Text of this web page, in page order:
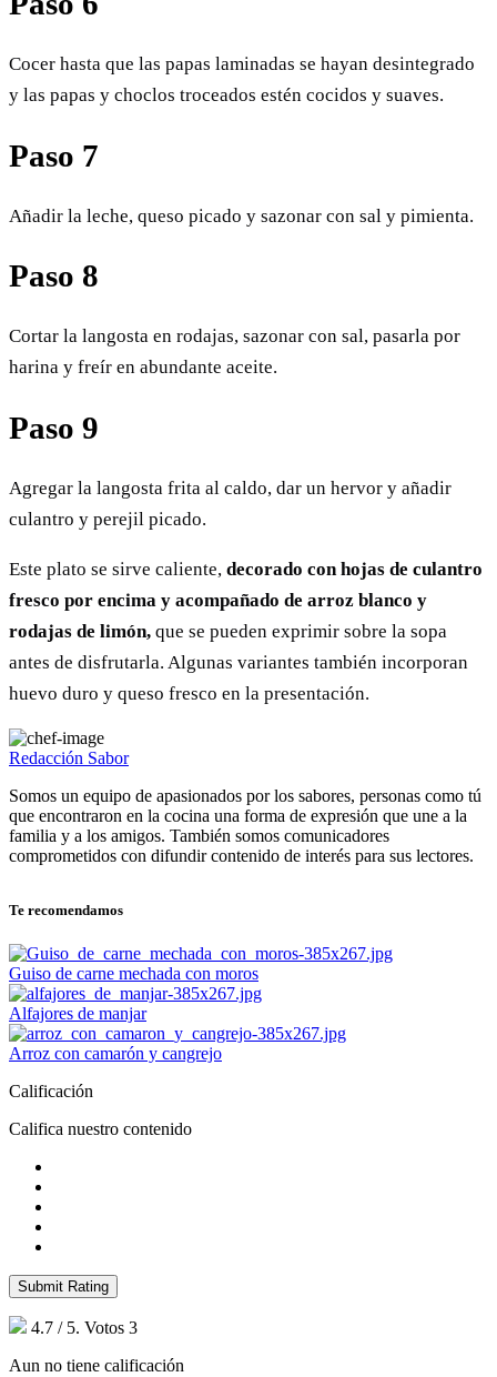
Cocer hasta que las papas laminadas se hayan desintegrado
y las papas y choclos troceados estén cocidos y suaves.
Paso 7
Añadir la leche, queso picado y sazonar con sal y pimienta.
Paso 8
Cortar la langosta en rodajas, sazonar con sal, pasarla por
harina y freír en abundante aceite.
Paso 9
Agregar la langosta frita al caldo, dar un hervor y añadir
culantro y perejil picado.
Este plato se sirve caliente, decorado con hojas de culantro
fresco por encima y acompañado de arroz blanco y
rodajas de limón, que se pueden exprimir sobre la sopa
antes de disfrutarla. Algunas variantes también incorporan
huevo duro y queso fresco en la presentación.
Redacción Sabor
Somos un equipo de apasionados por los sabores, personas como tú
que encontraron en la cocina una forma de expresión que une a la
familia y a los amigos. También somos comunicadores
comprometidos con difundir contenido de interés para sus lectores.
Te recomendamos
Guiso de carne mechada con moros
Alfajores de manjar
Arroz con camarón y cangrejo
Calificación
Califica nuestro contenido
Submit Rating
4.7 / 5. Votos 3
Aun no tiene calificación